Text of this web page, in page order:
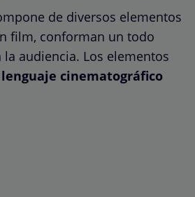
de diversos elementos
film, conforman un todo
audiencia. Los elementos
cinematográfico